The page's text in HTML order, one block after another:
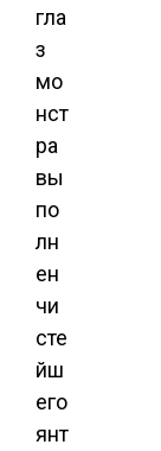
гла
з
мо
нст
ра
вы
по
лн
ен
чи
сте
йш
его
янт